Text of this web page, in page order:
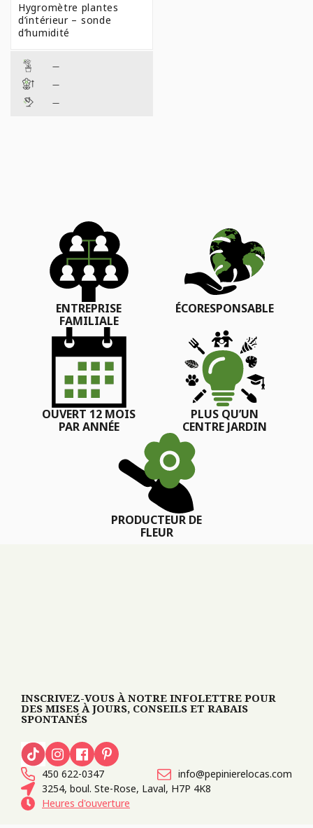
Hygromètre plantes
d’intérieur – sonde
d’humidité
—
—
—
ENTREPRISE
FAMILIALE
ÉCORESPONSABLE
OUVERT 12 MOIS
PAR ANNÉE
PLUS QU’UN
CENTRE JARDIN
PRODUCTEUR DE
FLEUR
INSCRIVEZ-VOUS À NOTRE INFOLETTRE POUR
DES MISES À JOURS, CONSEILS ET RABAIS
SPONTANÉS
450 622-0347
info@pepinierelocas.com
3254, boul. Ste-Rose, Laval, H7P 4K8
Heures d'ouverture